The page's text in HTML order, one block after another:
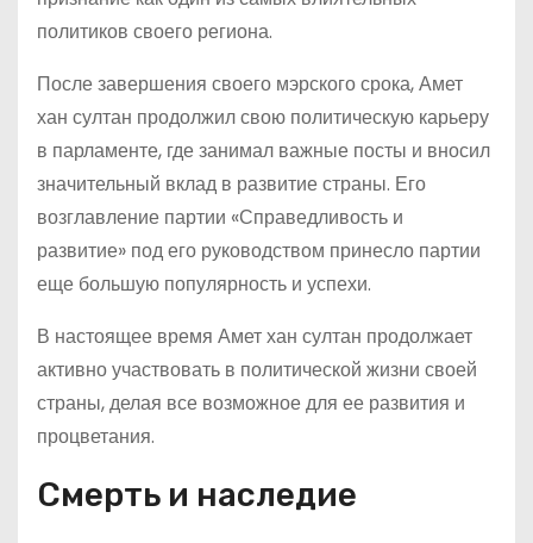
политиков своего региона.
После завершения своего мэрского срока, Амет
хан султан продолжил свою политическую карьеру
в парламенте, где занимал важные посты и вносил
значительный вклад в развитие страны. Его
возглавление партии «Справедливость и
развитие» под его руководством принесло партии
еще большую популярность и успехи.
В настоящее время Амет хан султан продолжает
активно участвовать в политической жизни своей
страны, делая все возможное для ее развития и
процветания.
Смерть и наследие